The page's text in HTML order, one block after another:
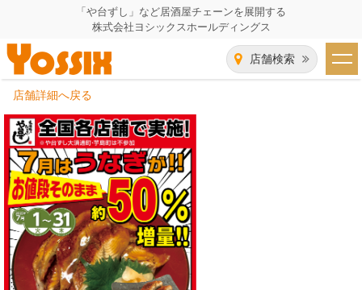
「や台ずし」など居酒屋チェーンを展開する
株式会社ヨシックスホールディングス
店舗検索
HOME
企業情報
企業情報トップ
代表者あいさつ
グループ会社
事業一覧
飲食事業紹介
飲食事業紹介トップ
IR（株主・投資家）情報
店舗詳細へ戻る